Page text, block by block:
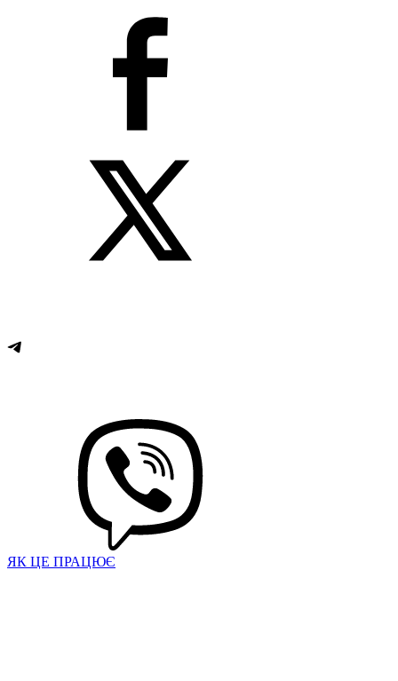
ЯК ЦЕ ПРАЦЮЄ